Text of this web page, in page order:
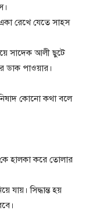
রেখে যেতে সাহস
সাদেক আলী ছুটে
ডাক পাওয়ার।
কোনো কথা বলে
হালকা করে তোলার
যায়। সিদ্ধান্ত হয়